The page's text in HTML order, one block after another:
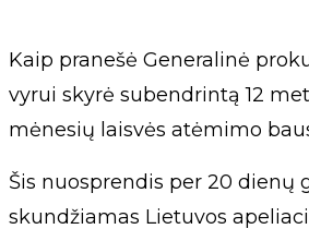
Kaip pranešė Generalinė
vyrui skyrė subendrintą 12
mėnesių laisvės atėmimo
Šis nuosprendis per 20 dienų
skundžiamas Lietuvos